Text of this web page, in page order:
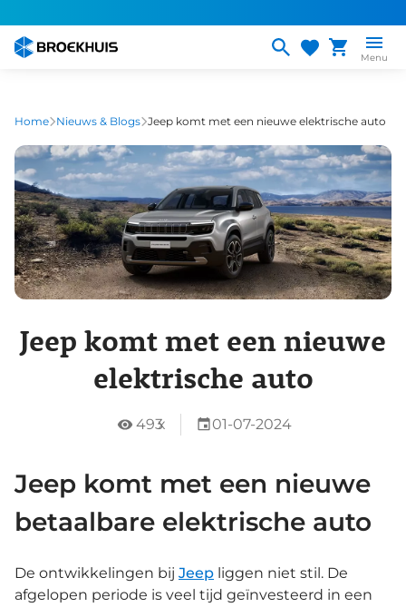
naar
gaan
Menu
Home Nieuws & Blogs Jeep komt met een nieuwe elektrische auto
Jeep komt met een nieuwe
elektrische auto
493x 01-07-2024
Jeep komt met een nieuwe
betaalbare elektrische auto
De ontwikkelingen bij Jeep liggen niet stil. De
afgelopen periode is veel tijd geïnvesteerd in een